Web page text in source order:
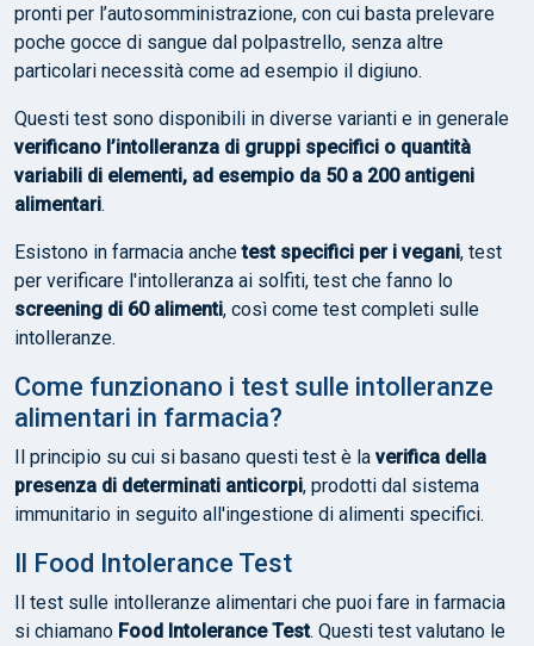
pronti per l’autosomministrazione, con cui basta prelevare
poche gocce di sangue dal polpastrello, senza altre
particolari necessità come ad esempio il digiuno.
Questi test sono disponibili in diverse varianti e in generale
verificano l’intolleranza di gruppi specifici o quantità
variabili di elementi, ad esempio da 50 a 200 antigeni
alimentari.
Esistono in farmacia anchetest specifici per i vegani, test
per verificare l'intolleranza ai solfiti, test che fanno lo
screening di 60 alimenti, così come test completi sulle
intolleranze.
Come funzionano i test sulle intolleranze
alimentari in farmacia?
Il principio su cui si basano questi test è la verifica della
presenza di determinati anticorpi, prodotti dal sistema
immunitario in seguito all'ingestione di alimenti specifici.
Il Food Intolerance Test
Il test sulle intolleranze alimentari che puoi fare in farmacia
si chiamano Food Intolerance Test. Questi test valutano le